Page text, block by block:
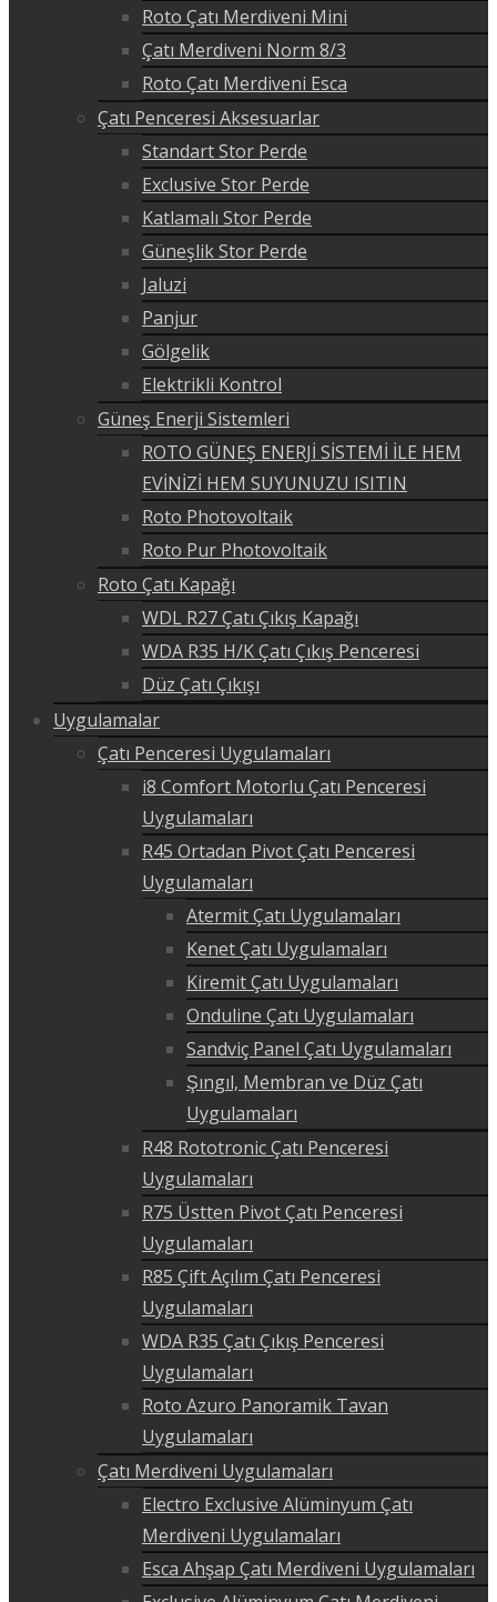
Roto Çatı Merdiveni Mini
Çatı Merdiveni Norm 8/3
Roto Çatı Merdiveni Esca
Çatı Penceresi Aksesuarlar
Standart Stor Perde
Exclusive Stor Perde
Katlamalı Stor Perde
Güneşlik Stor Perde
Jaluzi
Panjur
Gölgelik
Elektrikli Kontrol
Güneş Enerji Sistemleri
ROTO GÜNEŞ ENERJİ SİSTEMİ İLE HEM
EVİNİZİ HEM SUYUNUZU ISITIN
Roto Photovoltaik
Roto Pur Photovoltaik
Roto Çatı Kapağı
WDL R27 Çatı Çıkış Kapağı
WDA R35 H/K Çatı Çıkış Penceresi
Düz Çatı Çıkışı
Uygulamalar
Çatı Penceresi Uygulamaları
i8 Comfort Motorlu Çatı Penceresi
Uygulamaları
R45 Ortadan Pivot Çatı Penceresi
Uygulamaları
Atermit Çatı Uygulamaları
Kenet Çatı Uygulamaları
Kiremit Çatı Uygulamaları
Onduline Çatı Uygulamaları
Sandviç Panel Çatı Uygulamaları
Şıngıl, Membran ve Düz Çatı
Uygulamaları
R48 Rototronic Çatı Penceresi
Uygulamaları
R75 Üstten Pivot Çatı Penceresi
Uygulamaları
R85 Çift Açılım Çatı Penceresi
Uygulamaları
WDA R35 Çatı Çıkış Penceresi
Uygulamaları
Roto Azuro Panoramik Tavan
Uygulamaları
Çatı Merdiveni Uygulamaları
Electro Exclusive Alüminyum Çatı
Merdiveni Uygulamaları
Esca Ahşap Çatı Merdiveni Uygulamaları